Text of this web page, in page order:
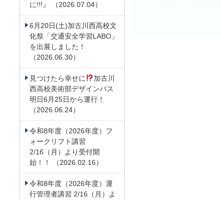
に!!!』 （2026.07.04）
6月20日(土)加古川西高校文
化祭「交通安全学習LABO」
を出展しました！
（2026.06.30）
見つけたら幸せに
加古川
西高校美術部デザインバス
明日6月25日から運行！
（2026.06.24）
令和8年度（2026年度）フ
ォークリフト講習
2/16（月）より受付開
始！！ （2026.02.16）
令和8年度（2026年度）運
行管理者講習 2/16（月）よ